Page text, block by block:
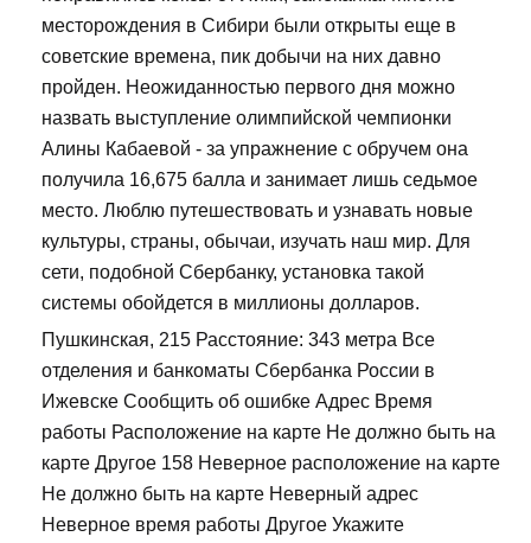
месторождения в Сибири были открыты еще в
советские времена, пик добычи на них давно
пройден. Неожиданностью первого дня можно
назвать выступление олимпийской чемпионки
Алины Кабаевой - за упражнение с обручем она
получила 16,675 балла и занимает лишь седьмое
место. Люблю путешествовать и узнавать новые
культуры, страны, обычаи, изучать наш мир. Для
сети, подобной Сбербанку, установка такой
системы обойдется в миллионы долларов.
Пушкинская, 215 Расстояние: 343 метра Все
отделения и банкоматы Сбербанка России в
Ижевске Сообщить об ошибке Адрес Время
работы Расположение на карте Не должно быть на
карте Другое 158 Неверное расположение на карте
Не должно быть на карте Неверный адрес
Неверное время работы Другое Укажите